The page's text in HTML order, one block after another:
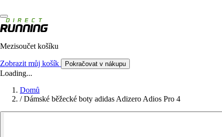
Mezisoučet košíku
Zobrazit můj košík Pokračovat v nákupu
Loading...
Domů
/ Dámské běžecké boty adidas Adizero Adios Pro 4